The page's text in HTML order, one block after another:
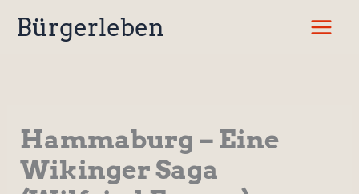
InhaltBürgerleben
Hammaburg – Eine
Wikinger Saga